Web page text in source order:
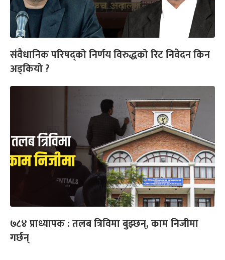
संवैधानिक परिषद्को निर्णय विरुद्धको रिट निवेदन किन
अड्कियो ?
७८४ प्राध्यापक : तलब त्रिविमा बुझ्छन्, काम निजीमा
गर्छन्